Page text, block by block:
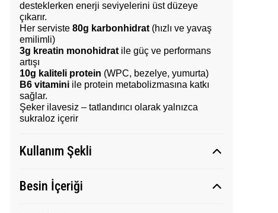
desteklerken enerji seviyelerini üst düzeye
çıkarır.
Her serviste 80g karbonhidrat (hızlı ve yavaş
emilimli)
3g kreatin monohidrat ile güç ve performans
artışı
10g kaliteli protein (WPC, bezelye, yumurta)
B6 vitamini ile protein metabolizmasına katkı
sağlar.
Şeker ilavesiz – tatlandırıcı olarak yalnızca
sukraloz içerir
Kullanım Şekli
Besin İçeriği